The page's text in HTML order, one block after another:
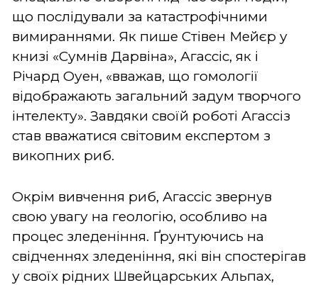
що послідували за катастрофічними
вимираннями. Як пише Стівен Мейєр у
книзі «Сумнів Дарвіна», Агассіс, як і
Річард Оуен, «вважав, що гомології
відображають загальний задум творчого
інтелекту». Завдяки своїй роботі Агассіз
став вважатися світовим експертом з
викопних риб.
Окрім вивчення риб, Агассіс звернув
свою увагу на геологію, особливо на
процес зледеніння. Ґрунтуючись на
свідченнях зледеніння, які він спостерігав
у своїх рідних Швейцарських Альпах,